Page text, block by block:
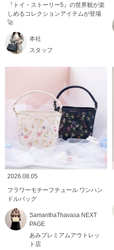
『トイ・ストーリー5』の世界観が楽
しめるコレクションアイテムが登場
🚀
本社
スタッフ
2026.08.05
フラワーモチーフチュール ワンハン
ドルバッグ
SamanthaThavasa NEXT
PAGE
あみプレミアムアウトレッ
ト店